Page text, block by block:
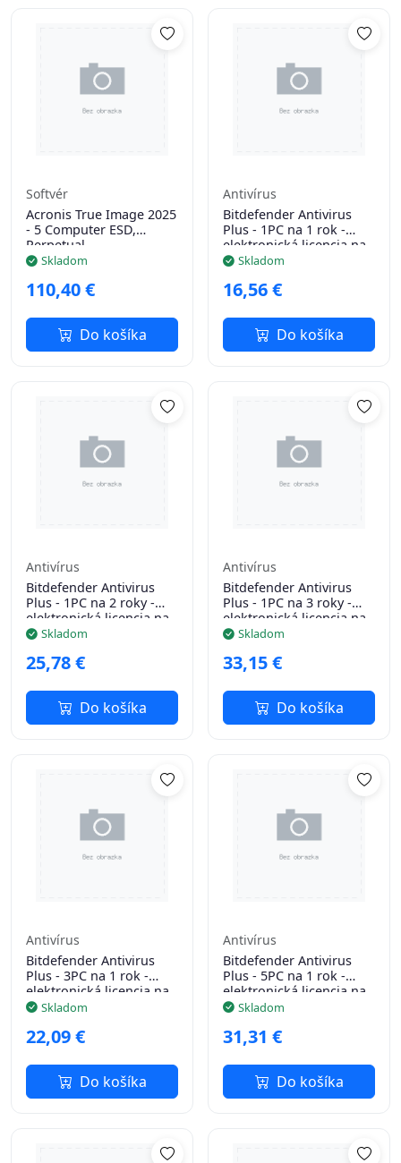
Softvér
Acronis True Image 2025
- 5 Computer ESD,
Perpetual
Skladom
110,40 €
Do košíka
Antivírus
Bitdefender Antivirus
Plus - 1PC na 1 rok -
elektronická licencia na
e-mail
Skladom
16,56 €
Do košíka
Antivírus
Bitdefender Antivirus
Plus - 1PC na 2 roky -
elektronická licencia na
e-mail
Skladom
25,78 €
Do košíka
Antivírus
Bitdefender Antivirus
Plus - 1PC na 3 roky -
elektronická licencia na
e-mail
Skladom
33,15 €
Do košíka
Antivírus
Bitdefender Antivirus
Plus - 3PC na 1 rok -
elektronická licencia na
e-mail
Skladom
22,09 €
Do košíka
Antivírus
Bitdefender Antivirus
Plus - 5PC na 1 rok -
elektronická licencia na
e-mail
Skladom
31,31 €
Do košíka